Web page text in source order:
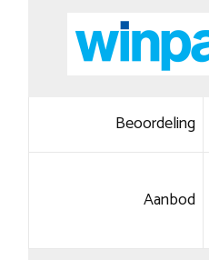
Beoordeling
Aanbod